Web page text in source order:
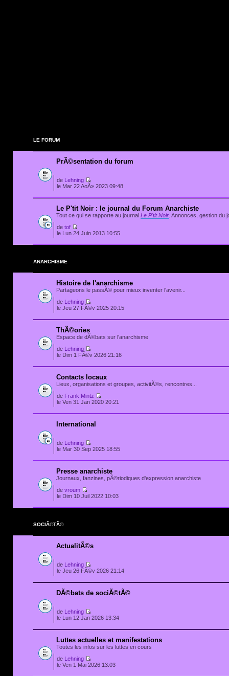
LE FORUM
PrÃ©sentation du forum
de
Lehning
le Mar 22 AoÃ» 2023 09:48
Le P'tit Noir : le journal du Forum Anarchiste
Tout ce qui se rapporte au journal Le P'tit Noir . Annonces, gestion du
de tof
le Lun 24 Juin 2013 10:55
ANARCHISME
Histoire de l'anarchisme
Partageons le passÃ© pour mieux inventer l'avenir...
de
Lehning
le Jeu 27 FÃ©v 2025 20:15
ThÃ©ories
Espace de dÃ©bats sur l'anarchisme
de
Lehning
le Dim 1 FÃ©v 2026 21:16
Contacts locaux
Lieux, organisations et groupes, activitÃ©s, rencontres...
de Frank Mintz
le Ven 31 Jan 2020 20:21
International
de
Lehning
le Mar 30 Sep 2025 18:55
Presse anarchiste
Journaux, fanzines, pÃ©riodiques d'expression anarchiste
de vroum
le Dim 10 Juil 2022 10:03
SOCIÃ©TÃ©
ActualitÃ©s
de
Lehning
le Jeu 26 FÃ©v 2026 21:14
DÃ©bats de sociÃ©tÃ©
de
Lehning
le Lun 12 Jan 2026 13:34
Luttes actuelles et manifestations
Toutes les infos sur les luttes en cours
de
Lehning
le Ven 1 Mai 2026 13:03